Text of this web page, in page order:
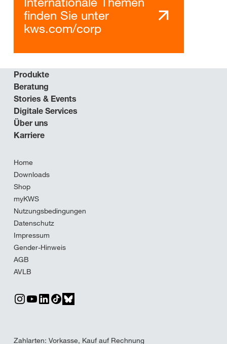
finden Sie unter
kws.com/corp
Produkte
Beratung
Stories & Events
Digitale Services
Über uns
Karriere
Home
Downloads
Shop
myKWS
Nutzungsbedingungen
Datenschutz
Impressum
Gender-Hinweis
AGB
AVLB
Zahlarten: Vorkasse, Kauf auf Rechnung